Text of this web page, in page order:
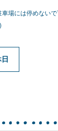
場には停めない